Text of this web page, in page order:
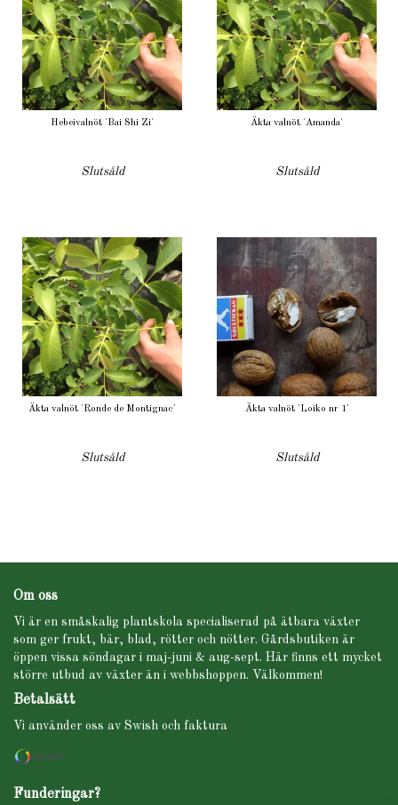
Hebeivalnöt 'Bai Shi Zi'
Slutsåld
Äkta valnöt 'Amanda'
Slutsåld
Äkta valnöt 'Ronde de Montignac'
Slutsåld
Äkta valnöt 'Loiko nr 1'
Slutsåld
Om oss
Vi är en småskalig plantskola specialiserad på ätbara växter
som ger frukt, bär, blad, rötter och nötter. Gårdsbutiken är
öppen vissa söndagar i maj-juni & aug-sept. Här finns ett mycket
större utbud av växter än i webbshoppen. Välkommen!
Betalsätt
Vi använder oss av Swish och faktura
Funderingar?